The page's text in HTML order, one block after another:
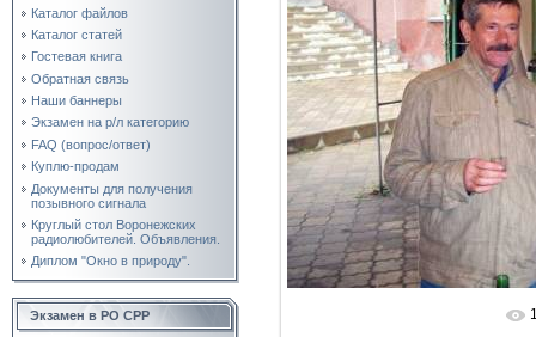
Каталог файлов
Каталог статей
Гостевая книга
Обратная связь
Наши баннеры
Экзамен на р/л категорию
FAQ (вопрос/ответ)
Куплю-продам
Документы для получения
позывного сигнала
Круглый стол Воронежских
радиолюбителей. Объявления.
Диплом "Окно в природу".
Экзамен в РО СРР В